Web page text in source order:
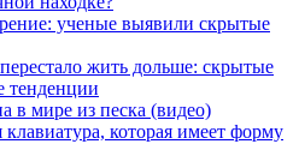
ученые выявили скрытые
жить дольше: скрытые
тенденции
в мире из песка (видео)
которая имеет форму